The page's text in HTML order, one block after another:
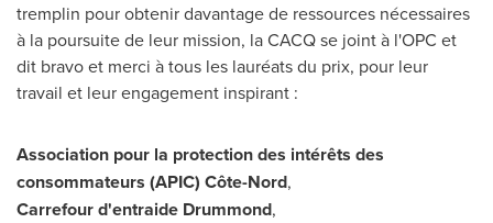
tremplin pour obtenir davantage de ressources nécessaires
à la poursuite de leur mission, la CACQ se joint à l'OPC et
dit bravo et merci à tous les lauréats du prix, pour leur
travail et leur engagement inspirant :
Association pour la protection des intérêts des
consommateurs (APIC) Côte-Nord,
Carrefour d'entraide Drummond,